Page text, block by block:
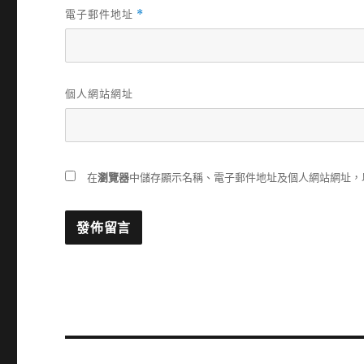
電子郵件地址 *
個人網站網址
在瀏覽器中儲存顯示名稱、電子郵件地址及個人網站網址